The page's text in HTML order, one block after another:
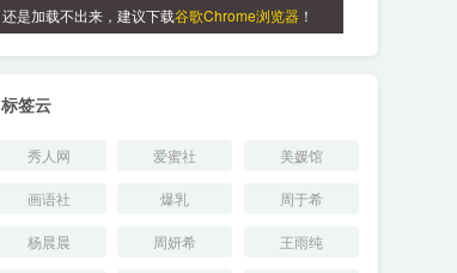
还是加载不出来，建议下载谷歌Chrome浏览器 ！
标签云
秀人网 爱蜜社 美媛馆
画语社 爆乳 周于希
杨晨晨 周妍希 王雨纯